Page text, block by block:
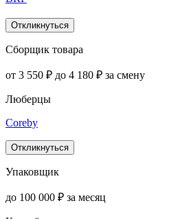
Откликнуться
Сборщик товара
от 3 550 ₽ до 4 180 ₽ за смену
Люберцы
Coreby
Откликнуться
Упаковщик
до 100 000 ₽ за месяц